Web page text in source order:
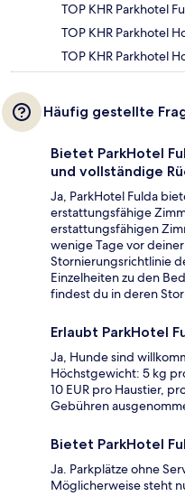
TOP KHR Parkhotel
TOP KHR Parkhotel
TOP KHR Parkhotel
Häufig gestellte
Bietet ParkHotel
und vollständige
Ja, ParkHotel Fulda
erstattungsfähige
erstattungsfähigen
wenige Tage vor
Stornierungsrichtlinie
Einzelheiten zu den
findest du in deren
Erlaubt ParkHotel
Ja, Hunde sind
Höchstgewicht: 5 kg
10 EUR pro Haustier,
Gebühren
Bietet ParkHotel
Ja. Parkplätze ohne
Möglicherweise steht